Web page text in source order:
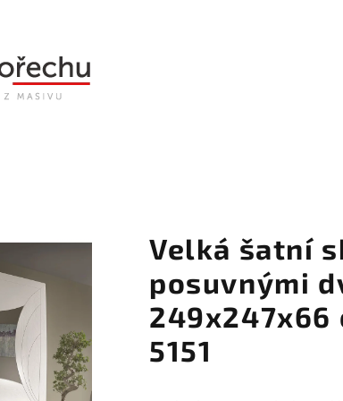
Velká šatní
posuvnými
249x247x66
5151